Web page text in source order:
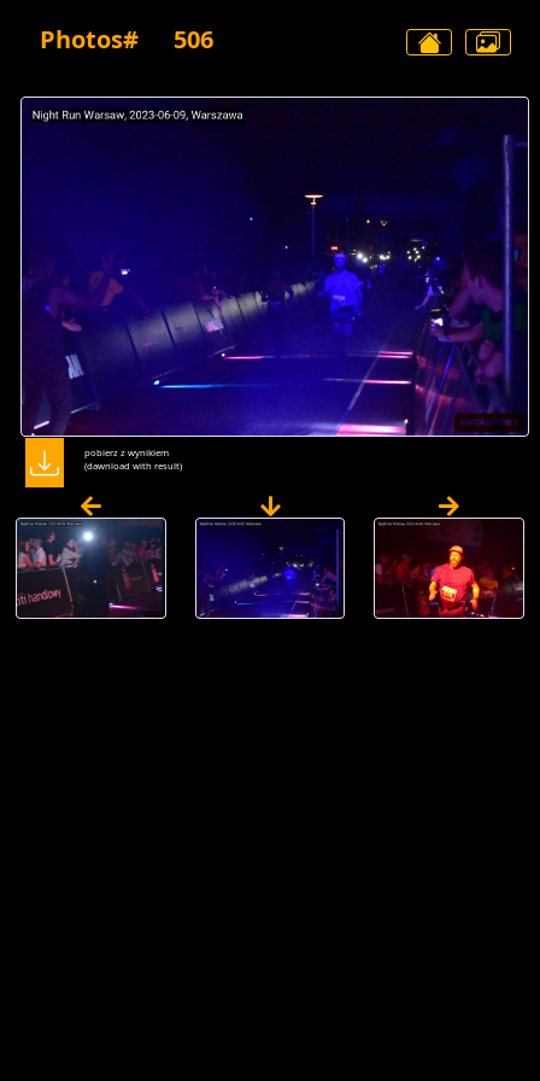
Photos# 506
pobierz z wynikiem
(dawnload with result)